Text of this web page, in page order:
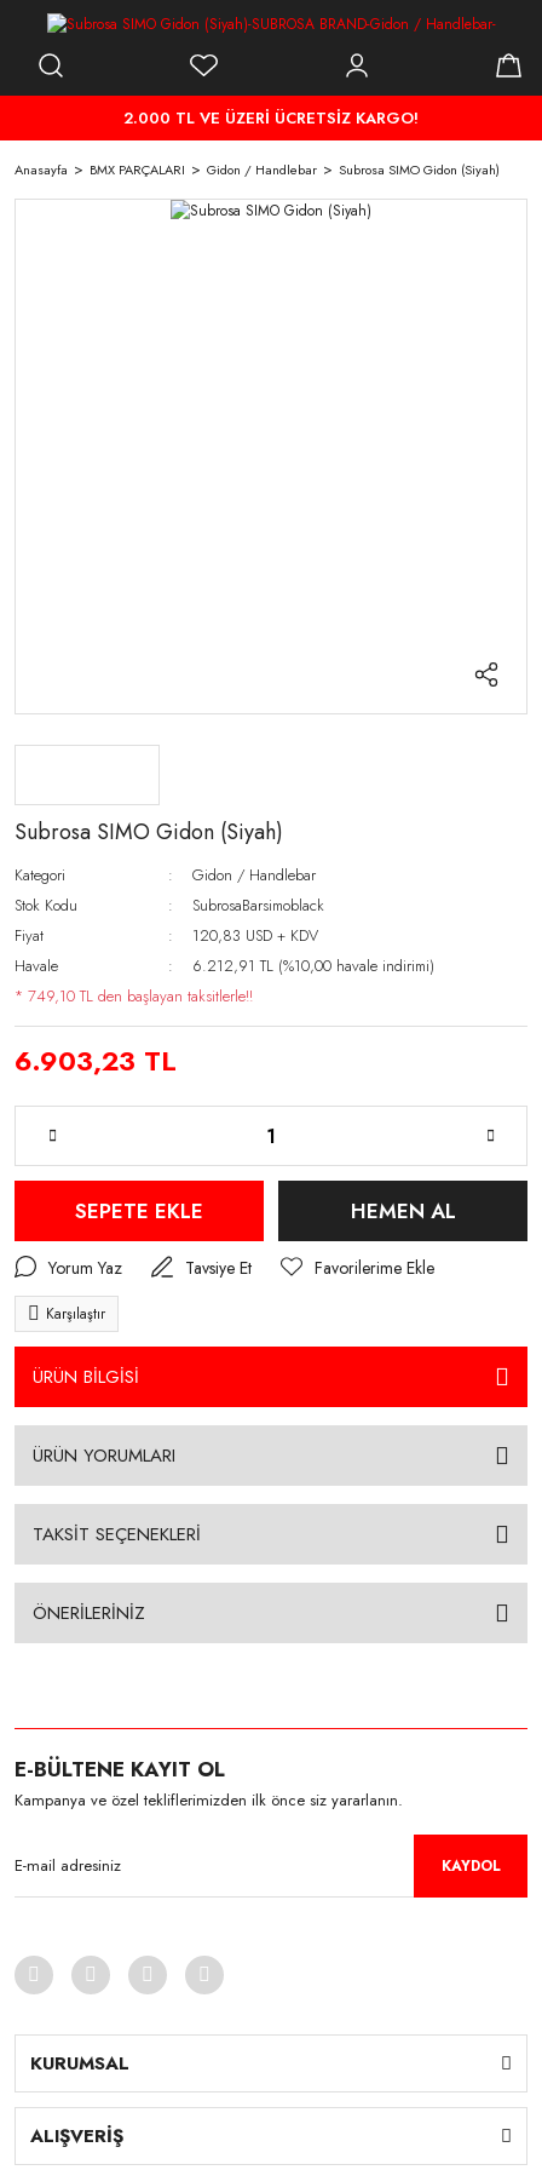
2.000 TL VE ÜZERİ ÜCRETSİZ KARGO!
Anasayfa BMX PARÇALARI Gidon / Handlebar Subrosa SIMO Gidon (Siyah)
Subrosa SIMO Gidon (Siyah)
Kategori
Gidon / Handlebar
Stok Kodu
SubrosaBarsimoblack
Fiyat
120,83 USD + KDV
Havale
6.212,91 TL (%10,00 havale indirimi)
* 749,10 TL den başlayan taksitlerle!!
6.903,23 TL
SEPETE EKLE HEMEN AL
Yorum Yaz Tavsiye Et
Karşılaştır
ÜRÜN BİLGİSİ
ÜRÜN YORUMLARI
TAKSİT SEÇENEKLERİ
ÖNERİLERİNİZ
E-BÜLTENE KAYIT OL
Kampanya ve özel tekliflerimizden ilk önce siz yararlanın.
KAYDOL
KURUMSAL
ALIŞVERİŞ